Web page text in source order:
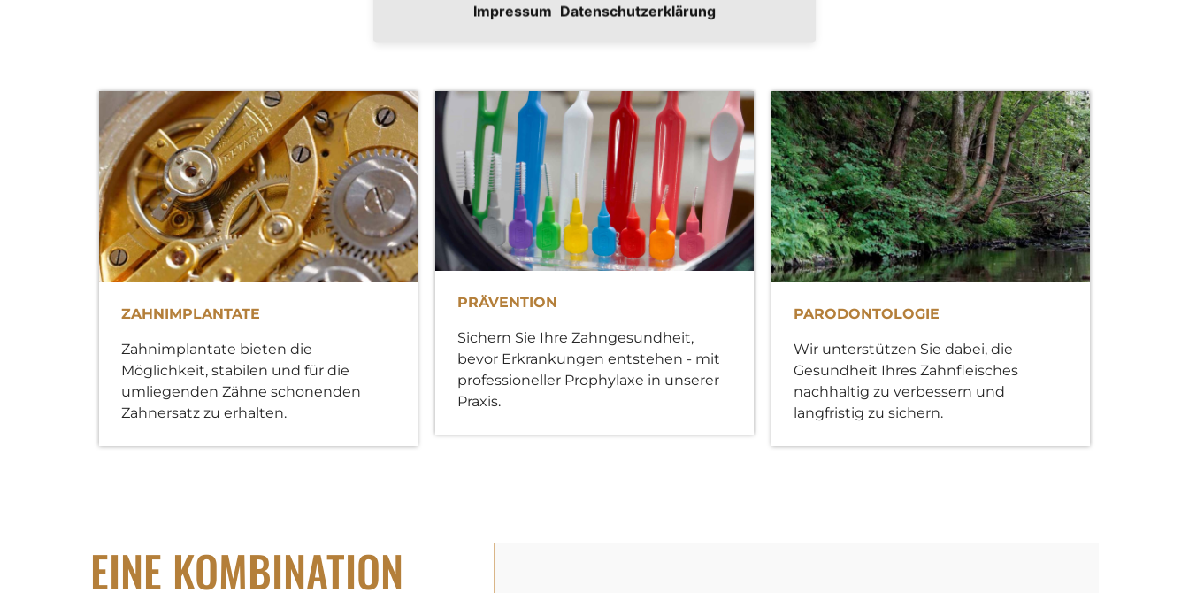
ZAHNIMPLANTATE
Zahnimplantate bieten die
Möglichkeit, stabilen und für die
umliegenden Zähne schonenden
Zahnersatz zu erhalten.
PRÄVENTION
Sichern Sie Ihre Zahngesundheit,
bevor Erkrankungen entstehen - mit
professioneller Prophylaxe in unserer
Praxis.
PARODONTOLOGIE
Wir unterstützen Sie dabei, die
Gesundheit Ihres Zahnfleisches
nachhaltig zu verbessern und
langfristig zu sichern.
EINE KOMBINATION
Impressum Datenschutzerklärung